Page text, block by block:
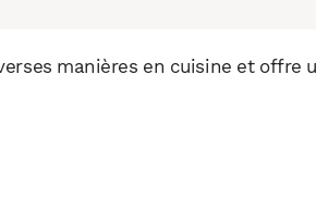
manières en cuisine et offre